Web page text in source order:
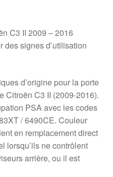
C3 II 2009 – 2016
des signes d’utilisation
d’origine pour la porte
Citroën C3 II (2009-2016).
PSA avec les codes
/ 6490CE. Couleur
en remplacement direct
lorsqu’ils ne contrôlent
arrière, ou il est